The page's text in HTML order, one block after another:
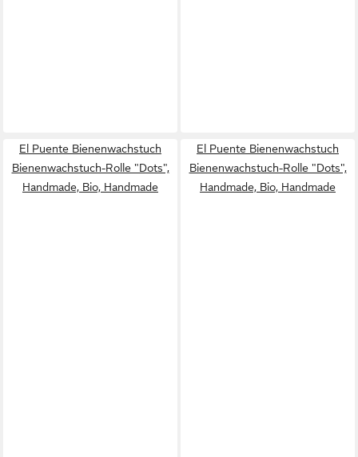
El Puente Bienenwachstuch
Bienenwachstuch-Rolle "Dots",
Handmade, Bio, Handmade
El Puente Bienenwachstuch
Bienenwachstuch-Rolle "Dots",
Handmade, Bio, Handmade